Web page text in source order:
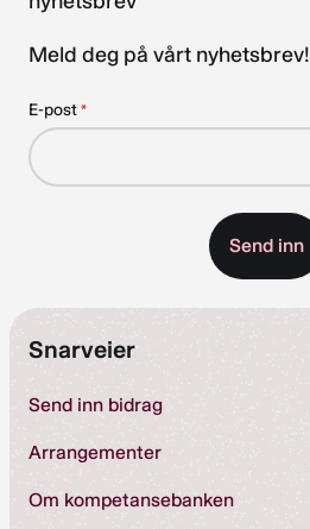
Meld deg på vårt nyhetsbrev!
E-post *
Snarveier
Send inn bidrag
Arrangementer
Om kompetansebanken